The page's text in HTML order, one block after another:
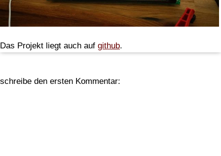
Das Projekt liegt auch auf github.
schreibe den ersten Kommentar: